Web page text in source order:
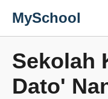
MySchool
Sekolah
Dato'